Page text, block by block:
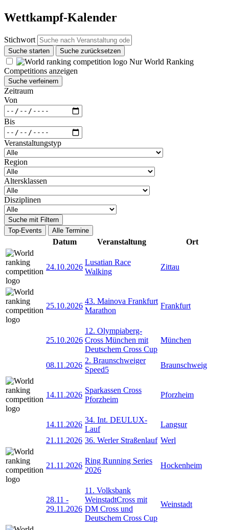
Wettkampf-Kalender
Stichwort
Suche starten Suche zurücksetzen
Nur World Ranking
Competitions anzeigen
Suche verfeinern
Zeitraum
Von
Bis
Veranstaltungstyp
Region
Altersklassen
Disziplinen
Suche mit Filtern
Top-Events
Alle Termine
Datum Veranstaltung Ort
24.10.2026
Lusatian Race
Walking
Zittau
25.10.2026
43. Mainova Frankfurt
Marathon
Frankfurt
25.10.2026
12. Olympiaberg-
Cross München mit
Deutschem Cross Cup
München
08.11.2026
2. Braunschweiger
Speed5
Braunschweig
14.11.2026
Sparkassen Cross
Pforzheim
Pforzheim
14.11.2026
34. Int. DEULUX-
Lauf
Langsur
21.11.2026 36. Werler Straßenlauf Werl
21.11.2026
Ring Running Series
2026
Hockenheim
28.11 -
29.11.2026
11. Volksbank
WeinstadtCross mit
DM Cross und
Deutschem Cross Cup
Weinstadt